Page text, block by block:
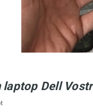
laptop Dell